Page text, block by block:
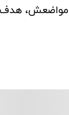
مواضعش،